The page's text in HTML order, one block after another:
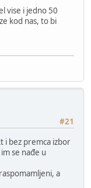
vise i jedno 50
kod nas, to bi
#21
i bez premca izbor
se nađe u
a